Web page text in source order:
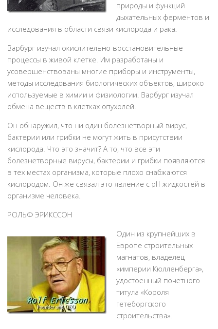
природы и функций
дыхательных ферментов и
исследования в области связи кислорода и рака.
Варбург изучал окислительно-восстановительные
процессы в живой клетке. Им разработаны и
усовершенствованы многие приборы и инструменты,
методы исследования биологических объектов, широко
используемые в химии и физиологии. Варбург изучал
обмена веществ в клетках опухолей.
Он обнаружил, что ни один болезнетворный вирус,
бактерии или грибки не могут жить в присутствии
кислорода. Что это значит? А то, что все эти
болезнетворные вирусы, бактерии и грибки появляются
в тех местах организма, которые плохо снабжаются
кислородом. Он же связал это явление с рН жидкостей в
организме человека.
РОЛЬФ ЭРИКССОН
Один из крупнейших в
Европе строительных
магнатов, владелец
«империи Кюлленберга»,
удостоенный почетного
титула «Короля
гетеборгского
строительства».